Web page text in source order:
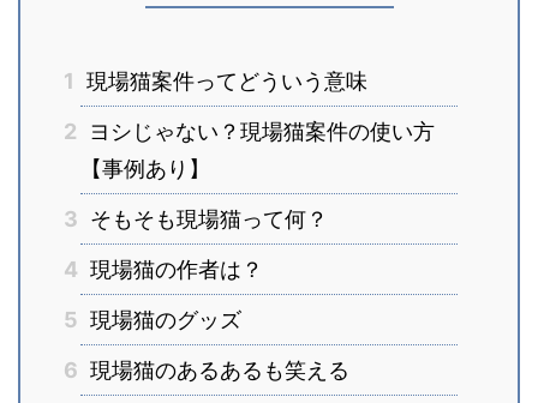
1 現場猫案件ってどういう意味
2
ヨシじゃない？現場猫案件の使い方
【事例あり】
3 そもそも現場猫って何？
4 現場猫の作者は？
5 現場猫のグッズ
6 現場猫のあるあるも笑える